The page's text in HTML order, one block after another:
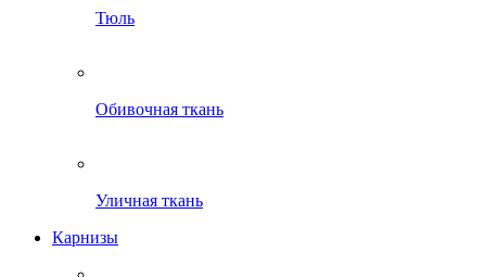
Тюль
Обивочная ткань
Уличная ткань
Карнизы